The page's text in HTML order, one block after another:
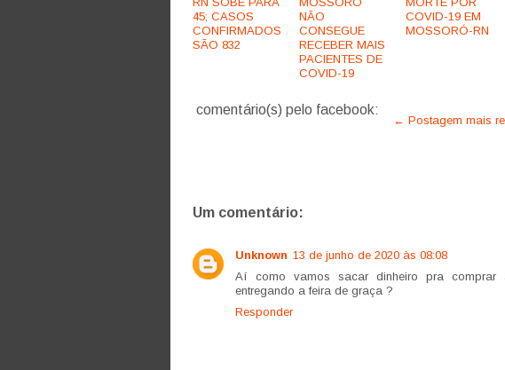
45; CASOS
CONFIRMADOS
SÃO 832
NÃO
CONSEGUE
RECEBER MAIS
PACIENTES DE
COVID-19
COVID-19 EM
MOSSORÓ-RN
comentário(s) pelo facebook:
← Postagem mais
Um comentário:
Unknown 13 de junho de 2020 às 08:08
Aí como vamos sacar dinheiro pra comprar
entregando a feira de graça ?
Responder